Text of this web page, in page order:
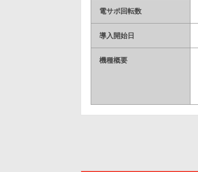
電サポ回転数
導入開始日
機種概要